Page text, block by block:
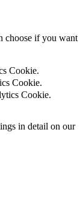
choose if you want
Cookie.
Cookie.
Cookie.
in detail on our